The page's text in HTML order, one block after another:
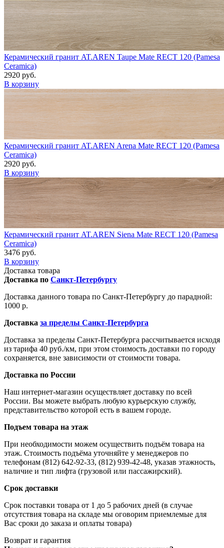
Керамический гранит AT.AREN Taupe Mate RECT 120 (Pamesa
Ceramica)
2920 руб.
В корзину
Керамический гранит AT.AREN Arena Mate RECT 120 (Pamesa
Ceramica)
2920 руб.
В корзину
Керамический гранит AT.AREN Siena Mate RECT 120 (Pamesa
Ceramica)
3476 руб.
В корзину
Доставка товара
Доставка по Санкт-Петербургу
Доставка данного товара по Санкт-Петербургу до парадной:
1000 р.
Доставка за пределы Санкт-Петербурга
Доставка за пределы Санкт-Петербурга рассчитывается исходя
из тарифа 40 руб./км, при этом стоимость доставки по городу
сохраняется, вне зависимости от стоимости товара.
Доставка по России
Наш интернет-магазин осуществляет доставку по всей
России. Вы можете выбрать любую курьерскую службу,
представительство которой есть в вашем городе.
Подъем товара на этаж
При необходимости можем осуществить подъём товара на
этаж. Стоимость подъёма уточняйте у менеджеров по
телефонам (812) 642-92-33, (812) 939-42-48, указав этажность,
наличие и тип лифта (грузовой или пассажирский).
Срок доставки
Срок поставки товара от 1 до 5 рабочих дней (в случае
отсутствия товара на складе мы оговорим приемлемые для
Вас сроки до заказа и оплаты товара)
Возврат и гарантия